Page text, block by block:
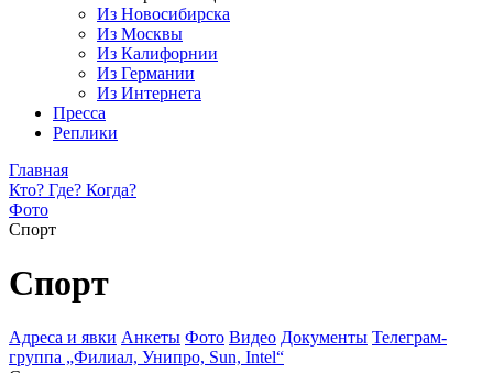
Из Новосибирска
Из Москвы
Из Калифорнии
Из Германии
Из Интернета
Пресса
Реплики
Главная
Кто? Где? Когда?
Фото
Спорт
Спорт
Адреса и явки Анкеты Фото Видео Документы Телеграм-
группа „Филиал, Унипро, Sun, Intel“